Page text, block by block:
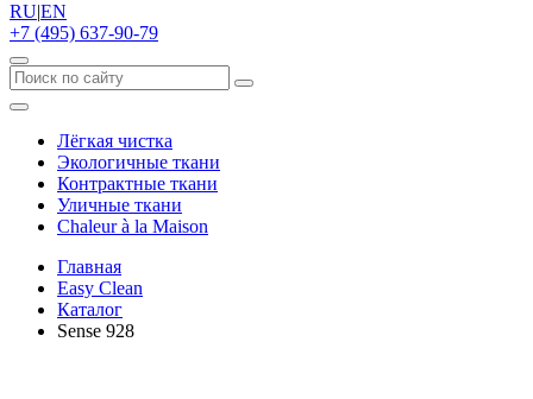
RU|EN
+7 (495) 637-90-79
Лёгкая чистка
Экологичные ткани
Контрактные ткани
Уличные ткани
Сhaleur à la Maison
Главная
Easy Clean
Каталог
Sense 928